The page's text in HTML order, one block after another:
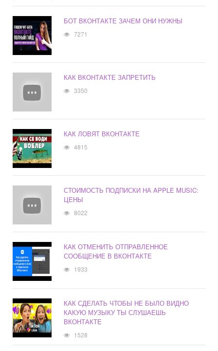
БОТ ВКОНТАКТЕ ЗАЧЕМ ОНИ НУЖНЫ
7271
КАК ВКОНТАКТЕ ЗАПРЕТИТЬ
3350
КАК ЛОВЯТ ВКОНТАКТЕ
4815
СТОИМОСТЬ ПОДПИСКИ НА APPLE MUSIC:
ЦЕНЫ
8022
КАК ОТМЕНИТЬ ОТПРАВЛЕННОЕ
СООБЩЕНИЕ В ВКОНТАКТЕ
1933
КАК СДЕЛАТЬ ЧТОБЫ НЕ БЫЛО ВИДНО
КАКУЮ МУЗЫКУ ТЫ СЛУШАЕШЬ
ВКОНТАКТЕ
1528